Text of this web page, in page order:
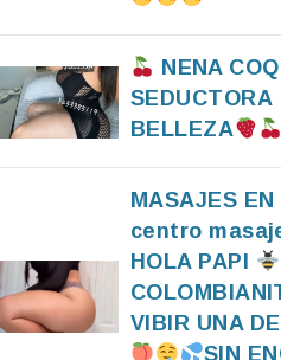
NENA
SEDUCTORA
BELLEZA
MASAJES
centro
HOLA PAPI
VIBIR UNA
SIN